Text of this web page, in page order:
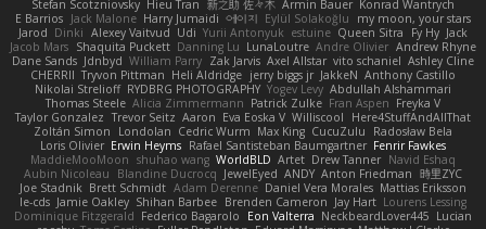
Stefan Scotzniovsky Hieu Tran 新之助 佐々木 Armin Bauer Konrad Wantrych
E Barrios Jack Malone Harry Jumaidi 에이지 Eylül Solakoğlu
my moon, your stars
Jarod Dinki Alexey Vaitvud Udi Yurii Antonyuk estuine Queen Sitra Fy Hy Jack
Jacob Mars Shaquita Puckett Danning Lu LunaLoutre Andre Olivier Andrew Rhyne
Dane Sands Jdnbyd William Parry Zak Jarvis Axel Allstar vito schaniel Ashley Cline
CHERRII Tryvon Pittman Heli Aldridge jerry biggs jr JakkeN Anthony Castillo
Nikolai Strelioff RYDBRG PHOTOGRAPHY Yogev Levy Abdullah Alshammari
Thomas Steele Alicia Zimmermann Patrick Zulke Fran Aspen Freyka V
Taylor Gonzalez Trevor Seitz Aaron Eva Eoska V Williscool
Here4StuffAndAllThat
Zoltán Simon
Londolan Cedric Wurm Max King CucuZulu
Radosław Bela
Loris Olivier Erwin Heyms Rafael Santisteban Baumgartner Fenrir Fawkes
MaddieMooMoon shuhao wang WorldBLD Artet Drew Tanner Navid Eshaq
Aubin Nicoleau
Blandine Ducrocq JewelEyed ANDY Anton Friedman 時里ZYC
Joe Stadnik Brett Schmidt Adam Derenne Daniel Vera Morales Mattias Eriksson
le-cds Jamie Oakley Shihan Barbee Brenden Cameron Jay Hart Lourens Lessing
Dominique Fitzgerald Federico Bagarolo Eon Valterra NeckbeardLover445 Lucian